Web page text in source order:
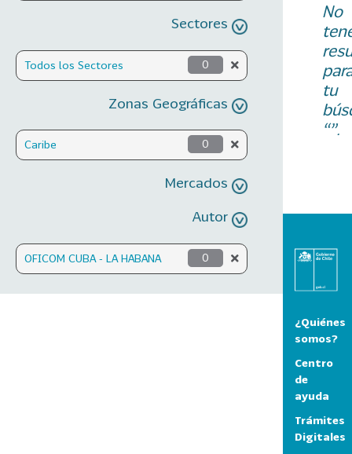
Sectores
Todos los Sectores 0
Zonas Geográficas
Caribe 0
Mercados
Autor
OFICOM CUBA - LA HABANA 0
No
tu
“”.
¿Quiénes
somos?
Centro
de
ayuda
Trámites
Digitales